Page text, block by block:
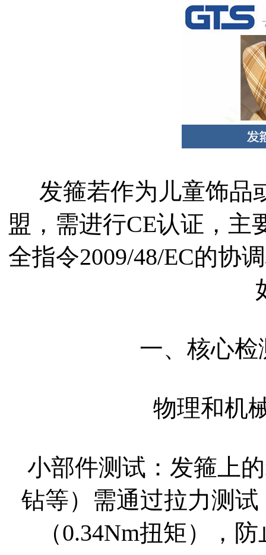
发箍若作为儿童饰品
盟，需进行CE认证，主
全指令2009/48/EC的协
一、核心检
物理和机
小部件测试：发箍上
钻等）需通过拉力测
（0.34Nm扭矩），